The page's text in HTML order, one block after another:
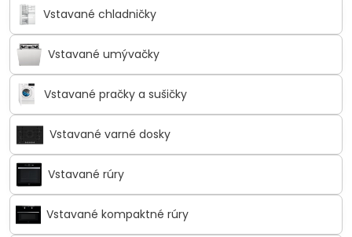
Vstavané chladničky
Vstavané umývačky
Vstavané pračky a sušičky
Vstavané varné dosky
Vstavané rúry
Vstavané kompaktné rúry